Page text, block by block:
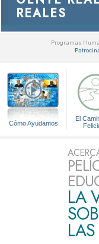
REALES
Programas
Cómo Ayudamos
El
LA